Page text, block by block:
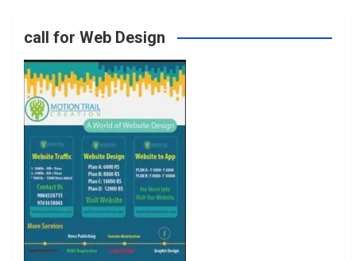
o
k
r
a
m
call for Web Design